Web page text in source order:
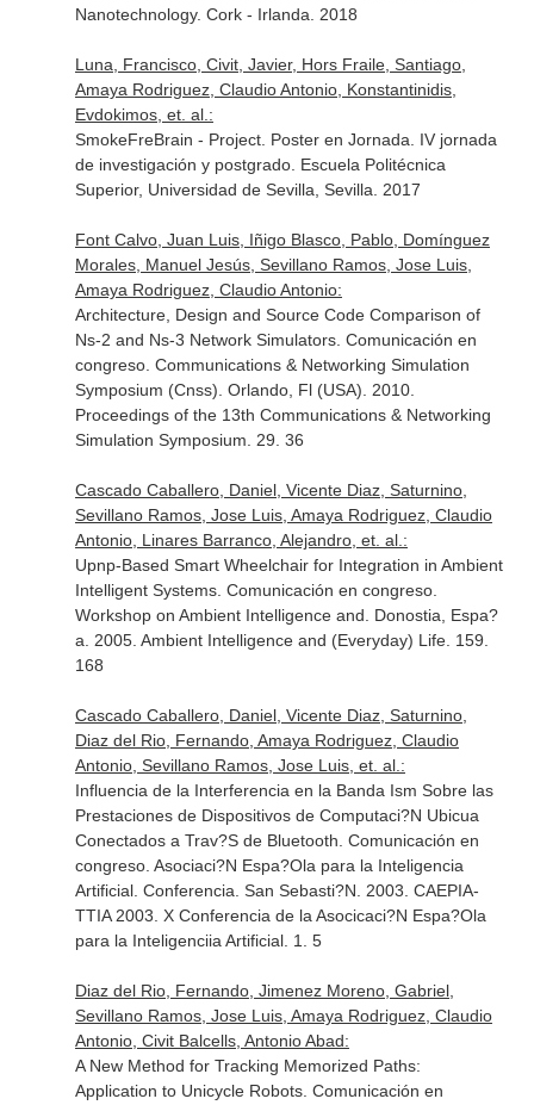
Nanotechnology. Cork - Irlanda. 2018
Luna, Francisco, Civit, Javier, Hors Fraile, Santiago,
Amaya Rodriguez, Claudio Antonio, Konstantinidis,
Evdokimos, et. al.:
SmokeFreBrain - Project. Poster en Jornada. IV jornada
de investigación y postgrado. Escuela Politécnica
Superior, Universidad de Sevilla, Sevilla. 2017
Font Calvo, Juan Luis, Iñigo Blasco, Pablo, Domínguez
Morales, Manuel Jesús, Sevillano Ramos, Jose Luis,
Amaya Rodriguez, Claudio Antonio:
Architecture, Design and Source Code Comparison of
Ns-2 and Ns-3 Network Simulators. Comunicación en
congreso. Communications & Networking Simulation
Symposium (Cnss). Orlando, Fl (USA). 2010.
Proceedings of the 13th Communications & Networking
Simulation Symposium. 29. 36
Cascado Caballero, Daniel, Vicente Diaz, Saturnino,
Sevillano Ramos, Jose Luis, Amaya Rodriguez, Claudio
Antonio, Linares Barranco, Alejandro, et. al.:
Upnp-Based Smart Wheelchair for Integration in Ambient
Intelligent Systems. Comunicación en congreso.
Workshop on Ambient Intelligence and. Donostia, Espa?
a. 2005. Ambient Intelligence and (Everyday) Life. 159.
168
Cascado Caballero, Daniel, Vicente Diaz, Saturnino,
Diaz del Rio, Fernando, Amaya Rodriguez, Claudio
Antonio, Sevillano Ramos, Jose Luis, et. al.:
Influencia de la Interferencia en la Banda Ism Sobre las
Prestaciones de Dispositivos de Computaci?N Ubicua
Conectados a Trav?S de Bluetooth. Comunicación en
congreso. Asociaci?N Espa?Ola para la Inteligencia
Artificial. Conferencia. San Sebasti?N. 2003. CAEPIA-
TTIA 2003. X Conferencia de la Asocicaci?N Espa?Ola
para la Inteligenciia Artificial. 1. 5
Diaz del Rio, Fernando, Jimenez Moreno, Gabriel,
Sevillano Ramos, Jose Luis, Amaya Rodriguez, Claudio
Antonio, Civit Balcells, Antonio Abad:
A New Method for Tracking Memorized Paths:
Application to Unicycle Robots. Comunicación en